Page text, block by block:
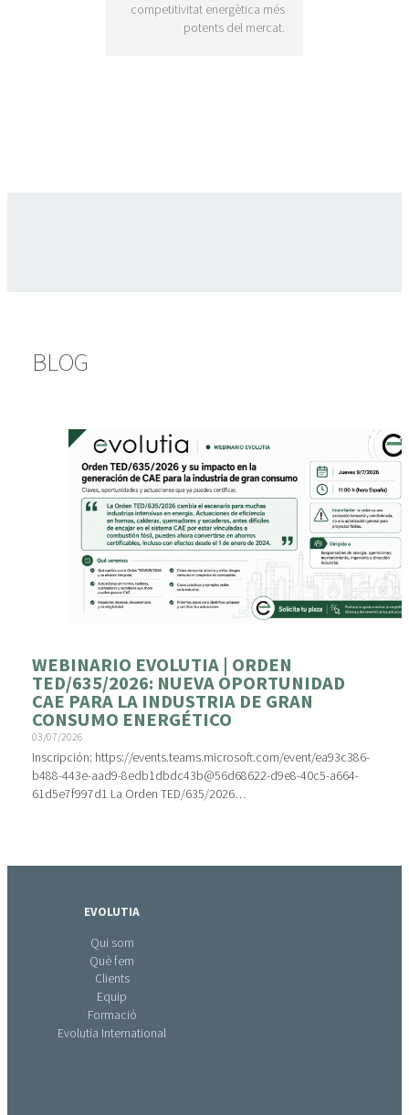
competitivitat energètica més
potents del mercat.
BLOG
WEBINARIO EVOLUTIA | ORDEN
TED/635/2026: NUEVA OPORTUNIDAD
CAE PARA LA INDUSTRIA DE GRAN
CONSUMO ENERGÉTICO
03/07/2026
Inscripción: https://events.teams.microsoft.com/event/ea93c386-
b488-443e-aad9-8edb1dbdc43b@56d68622-d9e8-40c5-a664-
61d5e7f997d1 La Orden TED/635/2026…
EVOLUTIA
Qui som
Què fem
Clients
Equip
Formació
Evolutia International